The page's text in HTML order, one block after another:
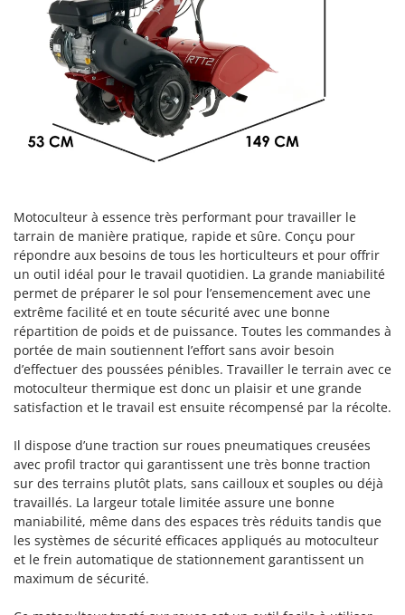
Groupes électrogènes
Gyrobroyeurs à lame pour tracteur
Haches - Cognées et Hachettes
Hachoirs à viande
Herses à Dents
L
Lames à neige
Lames niveleuses pour tracteur
Lave-vitres
Lieuses électriques pour vignes
M
Machines à pâtes
Machines pour la transformation des fruits
Machines sous vide
Motobineuses
Motoculteurs
Motofaucheuses
Motopompes pour irrigation
Moulins à céréales électriques
EcoFlow
Edilmark
Effeuno
Einhell
Elegen
Eschenfelder
EuroMech
Eurosystems
F
FAC
Fama Industrie
Famag
FARMER
FBC
Ferrari Group
Ferroni
Ferrua
FIAC
FIEM
Motoculteur à essence très performant pour travailler le
tarrain de manière pratique, rapide et sûre. Conçu pour
répondre aux besoins de tous les horticulteurs et pour offrir
un outil idéal pour le travail quotidien. La grande maniabilité
permet de préparer le sol pour l’ensemencement avec une
extrême facilité et en toute sécurité avec une bonne
répartition de poids et de puissance. Toutes les commandes à
portée de main soutiennent l’effort sans avoir besoin
d’effectuer des poussées pénibles. Travailler le terrain avec ce
motoculteur thermique est donc un plaisir et une grande
satisfaction et le travail est ensuite récompensé par la récolte.
Il dispose d’une traction sur roues pneumatiques creusées
avec profil tractor qui garantissent une très bonne traction
sur des terrains plutôt plats, sans cailloux et souples ou déjà
travaillés. La largeur totale limitée assure une bonne
maniabilité, même dans des espaces très réduits tandis que
les systèmes de sécurité efficaces appliqués au motoculteur
et le frein automatique de stationnement garantissent un
maximum de sécurité.